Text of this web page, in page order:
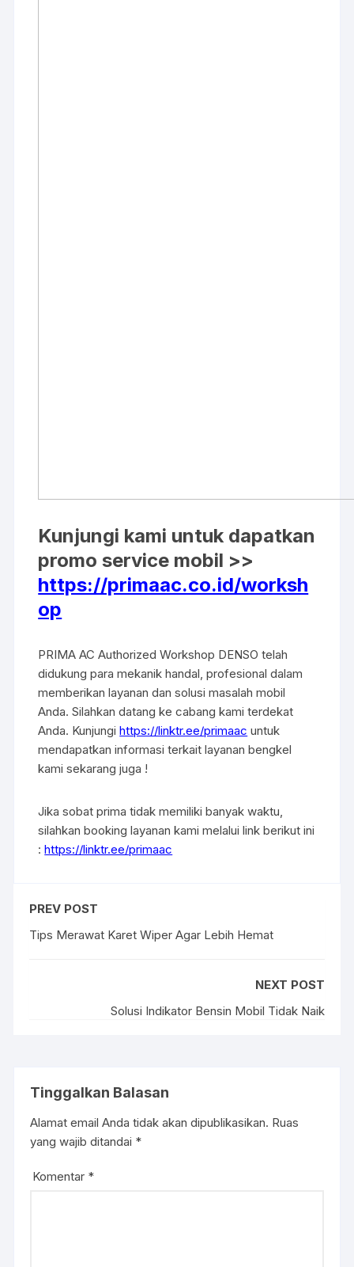
Kunjungi kami untuk dapatkan
promo service mobil >>
https://primaac.co.id/worksh
op
PRIMA AC Authorized Workshop DENSO telah
didukung para mekanik handal, profesional dalam
memberikan layanan dan solusi masalah mobil
Anda. Silahkan datang ke cabang kami terdekat
Anda. Kunjungihttps://linktr.ee/primaac untuk
mendapatkan informasi terkait layanan bengkel
kami sekarang juga !
Jika sobat prima tidak memiliki banyak waktu,
silahkan booking layanan kami melalui link berikut ini
:https://linktr.ee/primaac
PREV POST
Tips Merawat Karet Wiper Agar Lebih Hemat
NEXT POST
Solusi Indikator Bensin Mobil Tidak Naik
Tinggalkan Balasan
Alamat email Anda tidak akan dipublikasikan. Ruas
yang wajib ditandai *
Komentar *